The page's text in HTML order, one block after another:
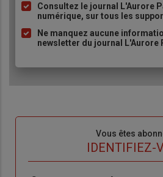
puceConsultez le journal L'Aurore
numérique, sur tous les
Ne manquez aucune
newsletter du journal L'Aurore
Vous êtes
IDENTIFIEZ-